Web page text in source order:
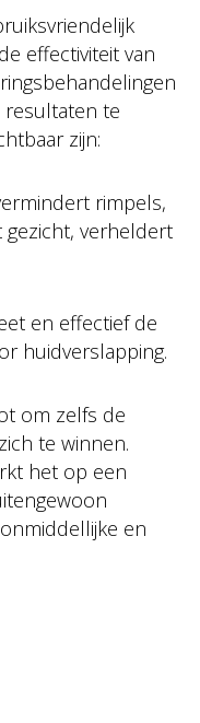
effectiviteit van
te
zijn:
rimpels,
gezicht, verheldert
en effectief de
huidverslapping.
om zelfs de
te winnen.
het op een
en